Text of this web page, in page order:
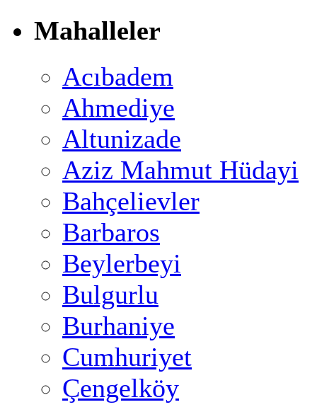
Mahalleler
Acıbadem
Ahmediye
Altunizade
Aziz Mahmut Hüdayi
Bahçelievler
Barbaros
Beylerbeyi
Bulgurlu
Burhaniye
Cumhuriyet
Çengelköy